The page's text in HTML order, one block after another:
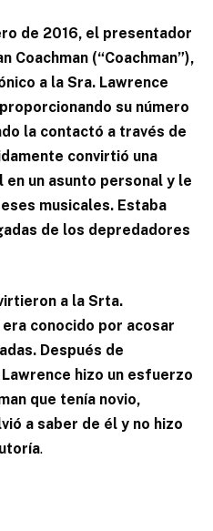
de 2016, el presentador
Coachman (“Coachman”),
a la Sra. Lawrence
su número
la contactó a través de
convirtió una
un asunto personal y le
musicales. Estaba
de los depredadores
a la Srta.
era conocido por acosar
Después de
hizo un esfuerzo
que tenía novio,
a saber de él y no hizo
.